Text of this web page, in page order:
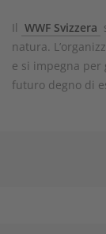
Il WWF Svizzera
natura.
e si impegna
futuro degno di